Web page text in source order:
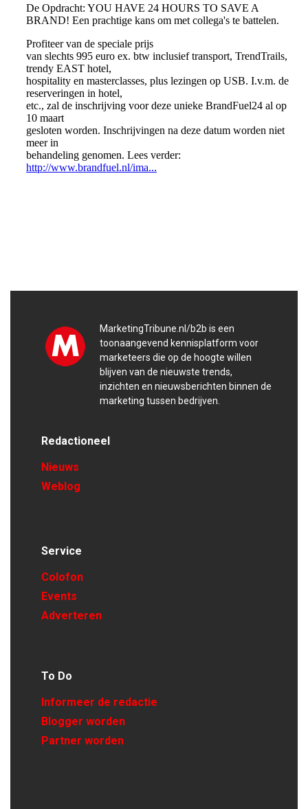
MarketingTribune.nl/b2b is een
toonaangevend kennisplatform voor
marketeers die op de hoogte willen
blijven van de nieuwste trends,
inzichten en nieuwsberichten binnen de
marketing tussen bedrijven.
Redactioneel
Nieuws
Weblog
Service
Colofon
Events
Adverteren
To Do
Informeer de redactie
Blogger worden
Partner worden